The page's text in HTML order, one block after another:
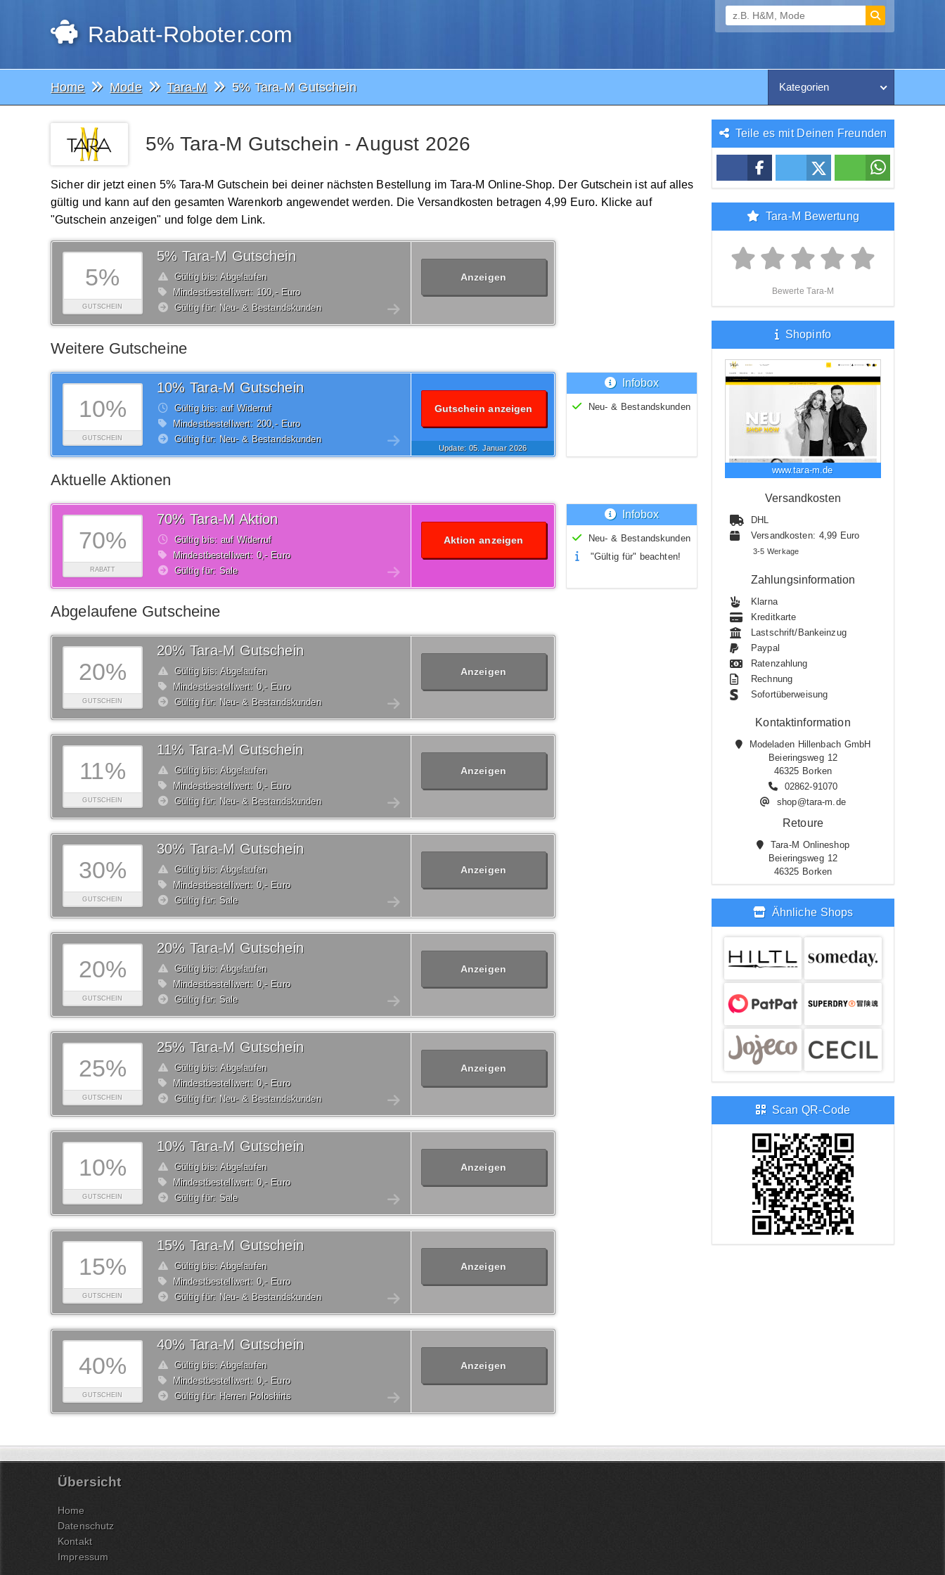
Rabatt-Roboter.com
Home Mode Tara-M 5% Tara-M Gutschein Kategorien
5% Tara-M Gutschein - August 2026
Sicher dir jetzt einen 5% Tara-M Gutschein bei deiner nächsten Bestellung im Tara-M Online-Shop. Der Gutschein ist auf alles
gültig und kann auf den gesamten Warenkorb angewendet werden. Die Versandkosten betragen 4,99 Euro. Klicke auf
"Gutschein anzeigen" und folge dem Link.
5%
GUTSCHEIN
5% Tara-M Gutschein
Gültig bis: Abgelaufen
Mindestbestellwert: 100,- Euro
Gültig für: Neu- & Bestandskunden
Anzeigen
Weitere Gutscheine
10%
GUTSCHEIN
10% Tara-M Gutschein
Gültig bis: auf Widerruf
Mindestbestellwert: 200,- Euro
Gültig für: Neu- & Bestandskunden
Gutschein anzeigen
Update: 05. Januar2026
Infobox
Neu- & Bestandskunden
Aktuelle Aktionen
70%
RABATT
70% Tara-M Aktion
Gültig bis: auf Widerruf
Mindestbestellwert: 0,- Euro
Gültig für: Sale
Aktion anzeigen
Infobox
Neu- & Bestandskunden
"Gültig für" beachten!
Abgelaufene Gutscheine
20%
GUTSCHEIN
20% Tara-M Gutschein
Gültig bis: Abgelaufen
Mindestbestellwert: 0,- Euro
Gültig für: Neu- & Bestandskunden
Anzeigen
11%
GUTSCHEIN
11% Tara-M Gutschein
Gültig bis: Abgelaufen
Mindestbestellwert: 0,- Euro
Gültig für: Neu- & Bestandskunden
Anzeigen
30%
GUTSCHEIN
30% Tara-M Gutschein
Gültig bis: Abgelaufen
Mindestbestellwert: 0,- Euro
Gültig für: Sale
Anzeigen
20%
GUTSCHEIN
20% Tara-M Gutschein
Gültig bis: Abgelaufen
Mindestbestellwert: 0,- Euro
Gültig für: Sale
Anzeigen
25%
GUTSCHEIN
25% Tara-M Gutschein
Gültig bis: Abgelaufen
Mindestbestellwert: 0,- Euro
Gültig für: Neu- & Bestandskunden
Anzeigen
10%
GUTSCHEIN
10% Tara-M Gutschein
Gültig bis: Abgelaufen
Mindestbestellwert: 0,- Euro
Gültig für: Sale
Anzeigen
15%
GUTSCHEIN
15% Tara-M Gutschein
Gültig bis: Abgelaufen
Mindestbestellwert: 0,- Euro
Gültig für: Neu- & Bestandskunden
Anzeigen
40%
GUTSCHEIN
40% Tara-M Gutschein
Gültig bis: Abgelaufen
Mindestbestellwert: 0,- Euro
Gültig für: Herren Poloshirts
Anzeigen
Teile es mit Deinen Freunden
Tara-M Bewertung
Bewerte Tara-M
Shopinfo
www.tara-m.de
Versandkosten
DHL
Versandkosten: 4,99 Euro
3-5 Werkage
Zahlungsinformation
Klarna
Kreditkarte
Lastschrift/Bankeinzug
Paypal
Ratenzahlung
Rechnung
Sofortüberweisung
Kontaktinformation
Modeladen Hillenbach GmbH
Beieringsweg 12
46325 Borken
02862-91070
shop@tara-m.de
Retoure
Tara-M Onlineshop
Beieringsweg 12
46325 Borken
Ähnliche Shops
Scan QR-Code
Übersicht
Home
Datenschutz
Kontakt
Impressum